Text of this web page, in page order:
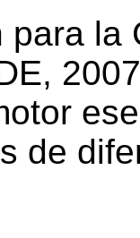
para la
de